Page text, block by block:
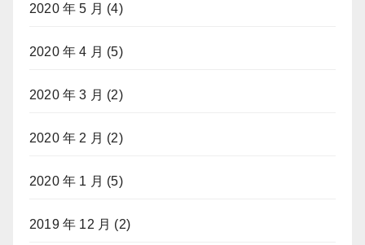
2020 年 5 月 (4)
2020 年 4 月 (5)
2020 年 3 月 (2)
2020 年 2 月 (2)
2020 年 1 月 (5)
2019 年 12 月 (2)